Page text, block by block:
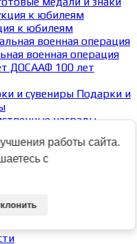
к юбилеям
военная операция
100 лет
Подарки и
награды
работы сайта.
с